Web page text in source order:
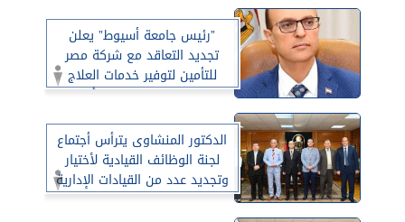
”رئيس جامعة أسيوط” يعلن
تجديد التعاقد مع شركة مصر
للتأمين لتوفير خدمات العلاج
الطبى للعاملين بجامعة أسيوط
الدكتور المنشاوى يترأس أجتماع
لجنة الوظائف القيادية لأختيار
وتجديد عدد من القيادات الإدارية